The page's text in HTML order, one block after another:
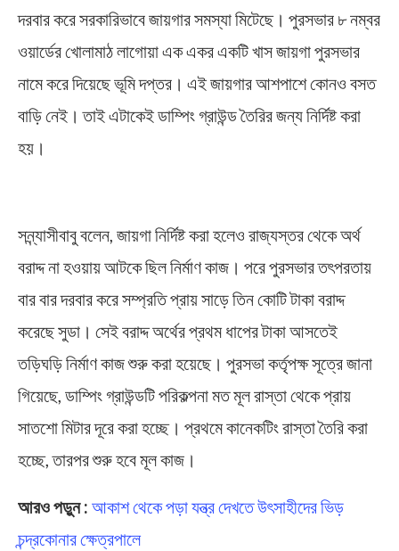
দরবার করে সরকারিভাবে জায়গার সমস্যা মিটেছে। পুরসভার ৮ নম্বর
ওয়ার্ডের খোলামাঠ লাগোয়া এক একর একটি খাস জায়গা পুরসভার
নামে করে দিয়েছে ভূমি দপ্তর। এই জায়গার আশপাশে কোনও বসত
বাড়ি নেই। তাই এটাকেই ডাম্পিং গ্রাউন্ড তৈরির জন্য নির্দিষ্ট করা
হয়।
সন্ন্যাসীবাবু বলেন, জায়গা নির্দিষ্ট করা হলেও রাজ্যস্তর থেকে অর্থ
বরাদ্দ না হওয়ায় আটকে ছিল নির্মাণ কাজ। পরে পুরসভার তৎপরতায়
বার বার দরবার করে সম্প্রতি প্রায় সাড়ে তিন কোটি টাকা বরাদ্দ
করেছে সুডা। সেই বরাদ্দ অর্থের প্রথম ধাপের টাকা আসতেই
তড়িঘড়ি নির্মাণ কাজ শুরু করা হয়েছে। পুরসভা কর্তৃপক্ষ সূত্রে জানা
গিয়েছে, ডাম্পিং গ্রাউন্ডটি পরিকল্পনা মত মূল রাস্তা থেকে প্রায়
সাতশো মিটার দূরে করা হচ্ছে। প্রথমে কানেকটিং রাস্তা তৈরি করা
হচ্ছে, তারপর শুরু হবে মূল কাজ।
আরও পড়ুন : আকাশ থেকে পড়া যন্ত্র দেখতে উৎসাহীদের ভিড়
চন্দ্রকোনার ক্ষেত্রপালে